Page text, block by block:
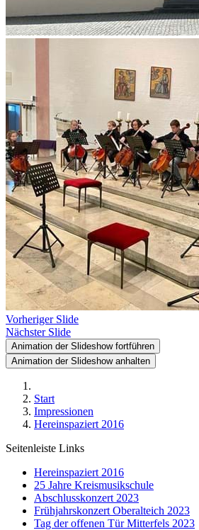
Vorheriger Slide
Nächster Slide
Animation der Slideshow fortführen
Animation der Slideshow anhalten
Start
Impressionen
Hereinspaziert 2016
Seitenleiste Links
Hereinspaziert 2016
25 Jahre Kreismusikschule
Abschlusskonzert 2023
Frühjahrskonzert Oberalteich 2023
Tag der offenen Tür Mitterfels 2023